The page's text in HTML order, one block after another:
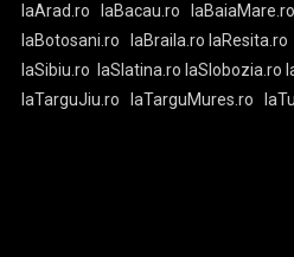
laArad.ro
laBacau.ro laBaiaMare.ro
laBotosani.ro
laBraila.ro laResita.ro
laSibiu.ro
laSlatina.ro laSlobozia.ro
laTarguJiu.ro
laTarguMures.ro